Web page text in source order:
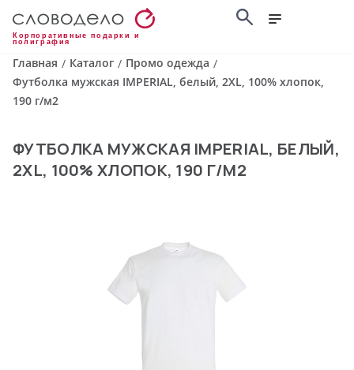
Корпоративные подарки и
полиграфия
Главная / Каталог / Промо одежда /
Футболка мужская IMPERIAL, белый, 2XL, 100% хлопок,
190 г/м2
ФУТБОЛКА МУЖСКАЯ IMPERIAL, БЕЛЫЙ,
2XL, 100% ХЛОПОК, 190 Г/М2